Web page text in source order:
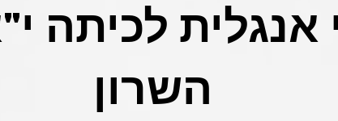
אנגלית לכיתה
השרון